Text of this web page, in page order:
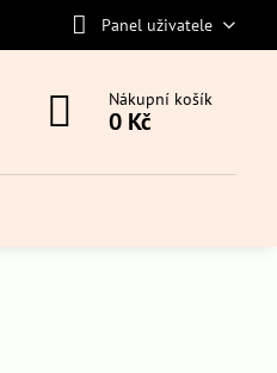
Panel uživatele
Nákupní košík
0 Kč